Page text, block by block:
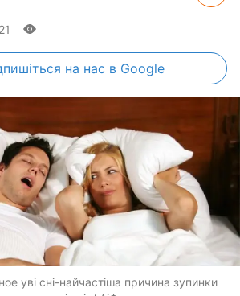
на нас в Google
уві сні-найчастіша причина зупинки